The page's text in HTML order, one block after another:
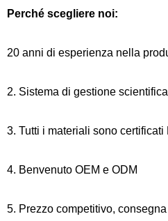
Perché scegliere noi:
20 anni di esperienza nella
2. Sistema di gestione
3. Tutti i materiali sono
4. Benvenuto OEM e ODM
5. Prezzo competitivo,